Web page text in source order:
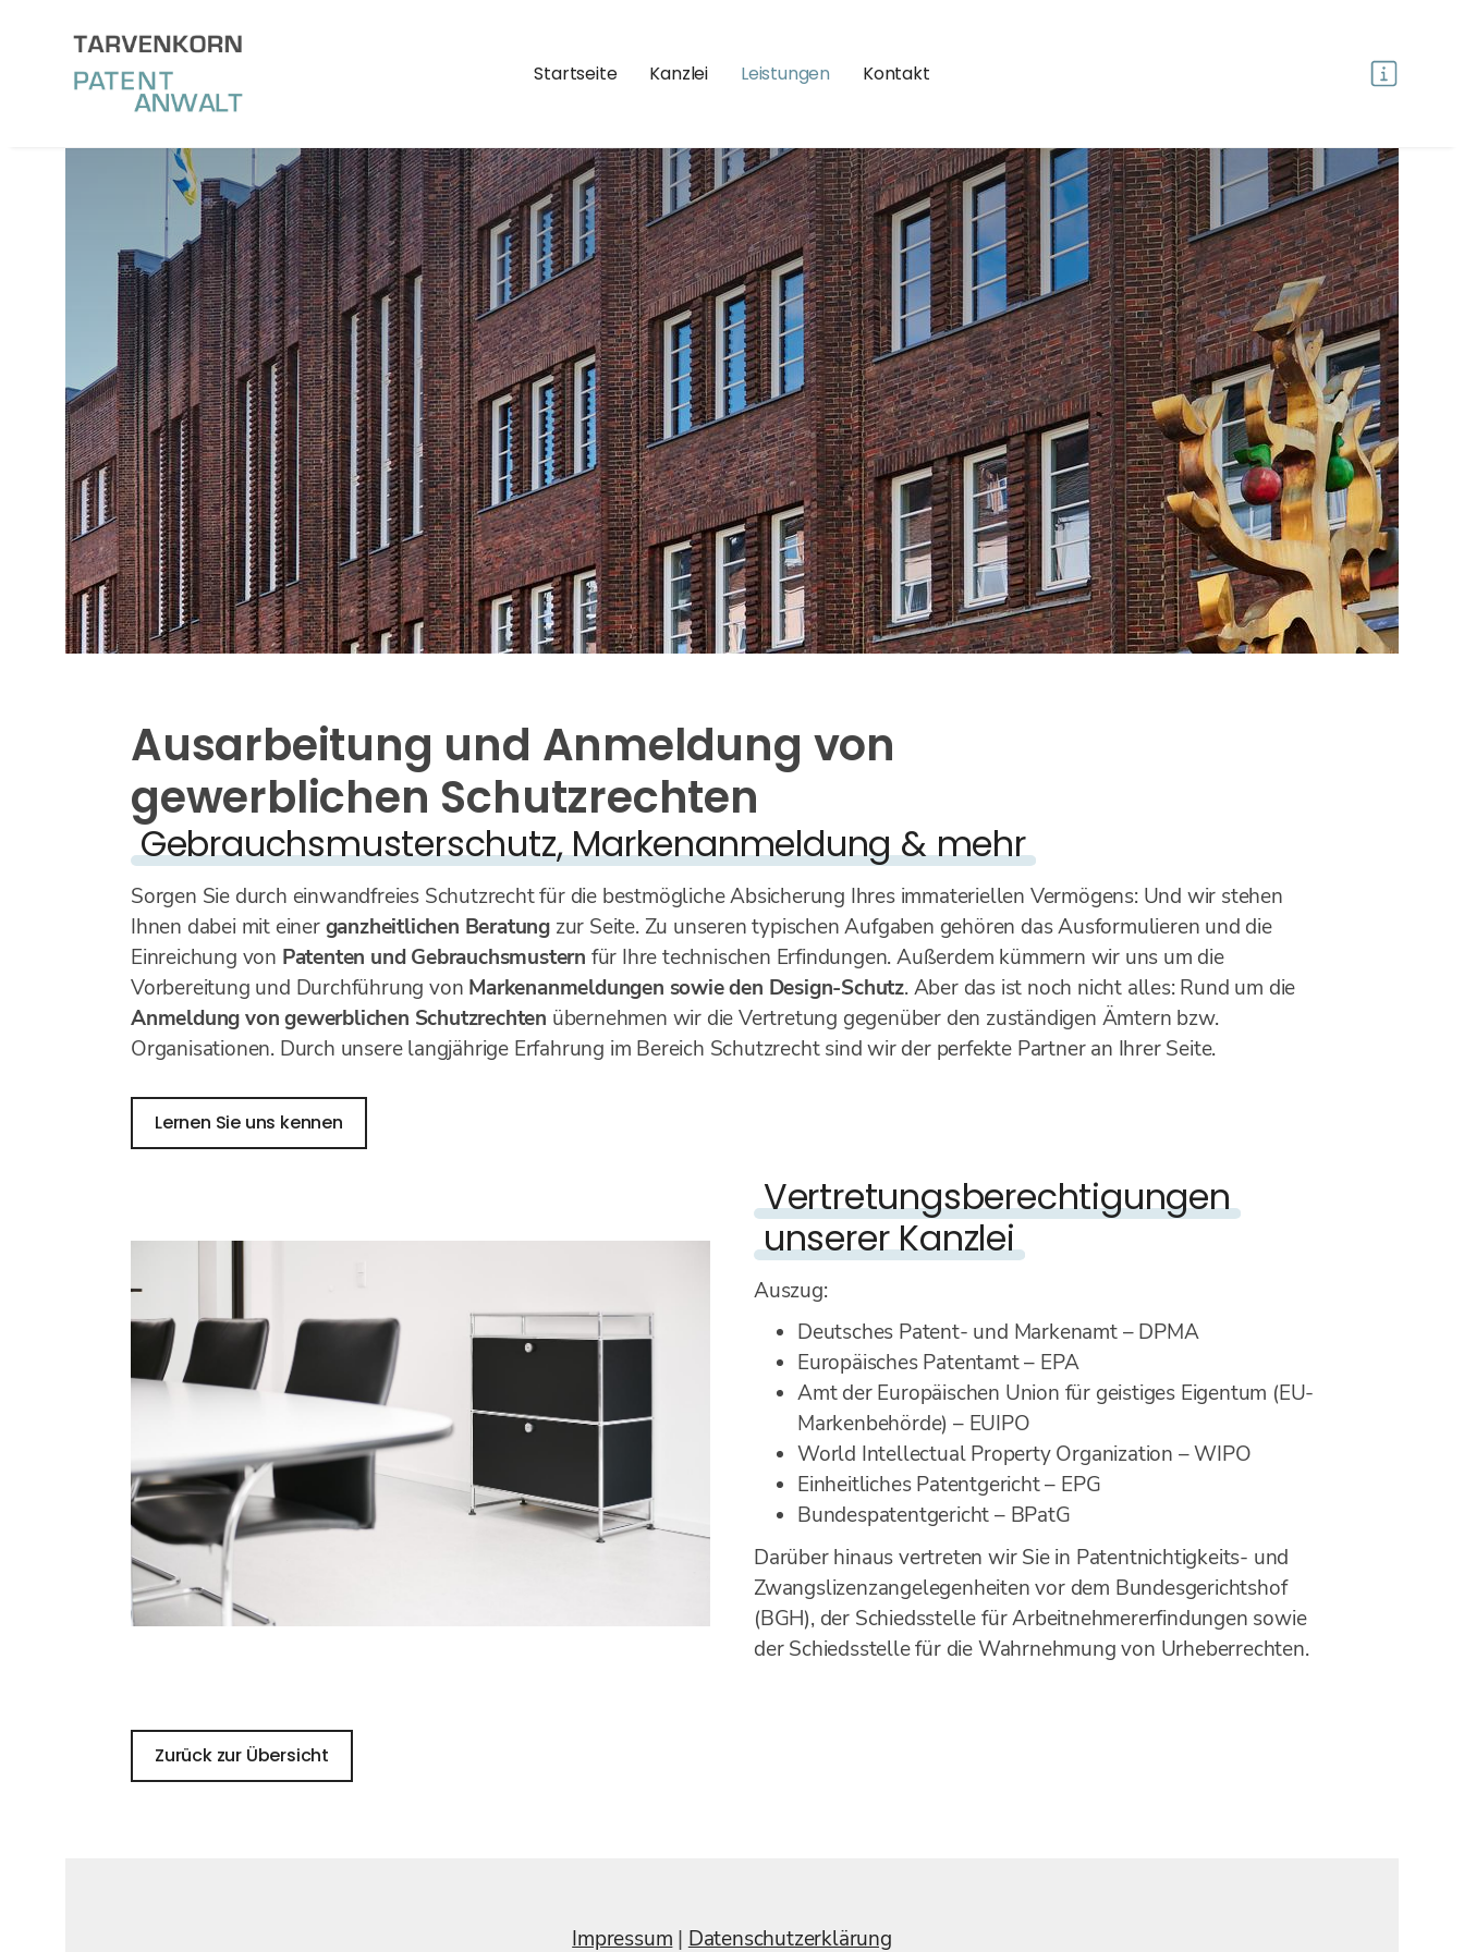
Startseite Kanzlei Leistungen Kontakt
Ausarbeitung und Anmeldung von
gewerblichen Schutzrechten
Gebrauchsmusterschutz, Markenanmeldung & mehr
Sorgen Sie durch einwandfreies Schutzrecht für die bestmögliche Absicherung Ihres immateriellen Vermögens: Und wir stehen
Ihnen dabei mit einerganzheitlichen Beratung zur Seite. Zu unseren typischen Aufgaben gehören das Ausformulieren und die
Einreichung von Patenten und Gebrauchsmustern für Ihre technischen Erfindungen. Außerdem kümmern wir uns um die
Vorbereitung und Durchführung von Markenanmeldungen sowie den Design-Schutz. Aber das ist noch nicht alles: Rund um die
Anmeldung von gewerblichen Schutzrechten übernehmen wir die Vertretung gegenüber den zuständigen Ämtern bzw.
Organisationen. Durch unsere langjährige Erfahrung im Bereich Schutzrecht sind wir der perfekte Partner an Ihrer Seite.
Lernen Sie uns kennen
Vertretungsberechtigungen
unserer Kanzlei
Auszug:
Deutsches Patent- und Markenamt – DPMA
Europäisches Patentamt – EPA
Amt der Europäischen Union für geistiges Eigentum (EU-
Markenbehörde) – EUIPO
World Intellectual Property Organization – WIPO
Einheitliches Patentgericht – EPG
Bundespatentgericht – BPatG
Darüber hinaus vertreten wir Sie in Patentnichtigkeits- und
Zwangslizenzangelegenheiten vor dem Bundesgerichtshof
(BGH), der Schiedsstelle für Arbeitnehmererfindungen sowie
der Schiedsstelle für die Wahrnehmung von Urheberrechten.
Zurück zur Übersicht
Impressum | Datenschutzerklärung